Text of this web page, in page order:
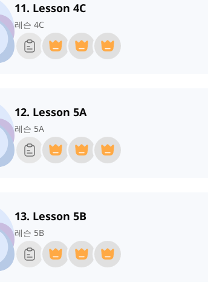
11. Lesson 4C
레슨 4C
12. Lesson 5A
레슨 5A
13. Lesson 5B
레슨 5B